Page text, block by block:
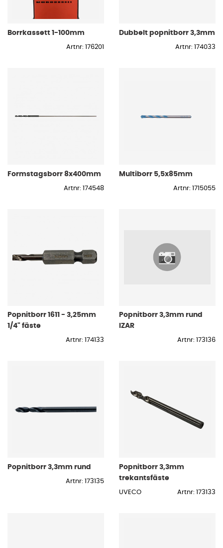
Borrkassett 1-100mm
Artnr: 176201
Dubbelt popnitborr 3,3mm
Artnr: 174033
Formstagsborr 8x400mm
Artnr: 174548
Multiborr 5,5x85mm
Artnr: 1715055
Popnitborr 1611 - 3,25mm
1/4" fäste
Artnr: 174133
Popnitborr 3,3mm rund
IZAR
Artnr: 173136
Popnitborr 3,3mm rund
Artnr: 173135
Popnitborr 3,3mm
trekantsfäste
UVECO Artnr: 173133